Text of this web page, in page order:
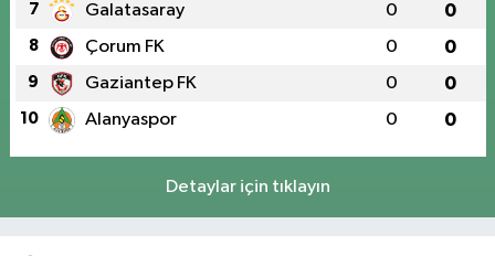
7 Galatasaray 0 0
8 Çorum FK 0 0
9 Gaziantep FK 0 0
10 Alanyaspor 0 0
Detaylar için tıklayın